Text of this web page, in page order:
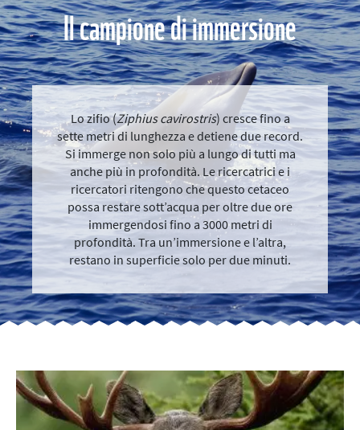
Il campione di immersione
Lo zifio (Ziphius cavirostris) cresce fino a
sette metri di lunghezza e detiene due record.
Si immerge non solo più a lungo di tutti ma
anche più in profondità. Le ricercatrici e i
ricercatori ritengono che questo cetaceo
possa restare sott’acqua per oltre due ore
immergendosi fino a 3000 metri di
profondità. Tra un’immersione e l’altra,
restano in superficie solo per due minuti.